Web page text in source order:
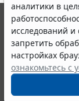
аналитики в
исследований
запретить
настройках
ознакомьтесь с
© ООО "НПП
выпускается с
являются
информации
Портал
издания